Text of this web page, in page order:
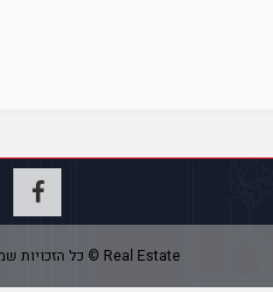
Real Estate © כל הזכויות שמורות - נדלנ'ס דיגיטל - התחברו